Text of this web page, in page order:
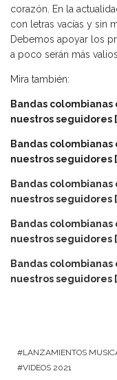
corazón. En la
con letras vacías y sin
Debemos apoyar los
a poco serán más
Mira también:
Bandas
nuestros seguidores
Bandas
nuestros seguidores
Bandas
nuestros seguidores
Bandas
nuestros seguidores
Bandas
nuestros seguidores
LANZAMIENTOS
VIDEOS 2021